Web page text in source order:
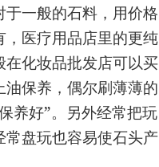
一般的石料，用价格
医疗用品店里的更纯
化妆品批发店可以买
保养，偶尔刷薄薄的
养好”。另外经常把玩
盘玩也容易使石头产